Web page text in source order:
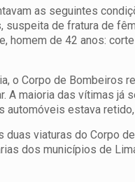
as seguintes
suspeita de fratura de
homem de 42 anos:
o Corpo de Bombeiros
A maioria das vítimas já
automóveis estava
duas viaturas do Corpo
dos municípios de